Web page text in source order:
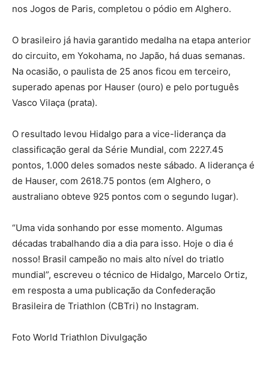
nos Jogos de Paris, completou o pódio em Alghero.
O brasileiro já havia garantido medalha na etapa anterior
do circuito, em Yokohama, no Japão, há duas semanas.
Na ocasião, o paulista de 25 anos ficou em terceiro,
superado apenas por Hauser (ouro) e pelo português
Vasco Vilaça (prata).
O resultado levou Hidalgo para a vice-liderança da
classificação geral da Série Mundial, com 2227.45
pontos, 1.000 deles somados neste sábado. A liderança é
de Hauser, com 2618.75 pontos (em Alghero, o
australiano obteve 925 pontos com o segundo lugar).
“Uma vida sonhando por esse momento. Algumas
décadas trabalhando dia a dia para isso. Hoje o dia é
nosso! Brasil campeão no mais alto nível do triatlo
mundial”, escreveu o técnico de Hidalgo, Marcelo Ortiz,
em resposta a uma publicação da Confederação
Brasileira de Triathlon (CBTri) no Instagram.
Foto World Triathlon Divulgação